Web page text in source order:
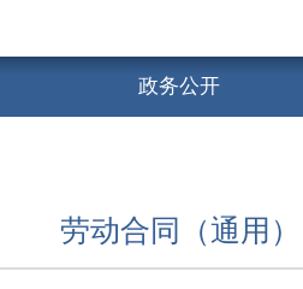
政务公开
劳动合同（通用）